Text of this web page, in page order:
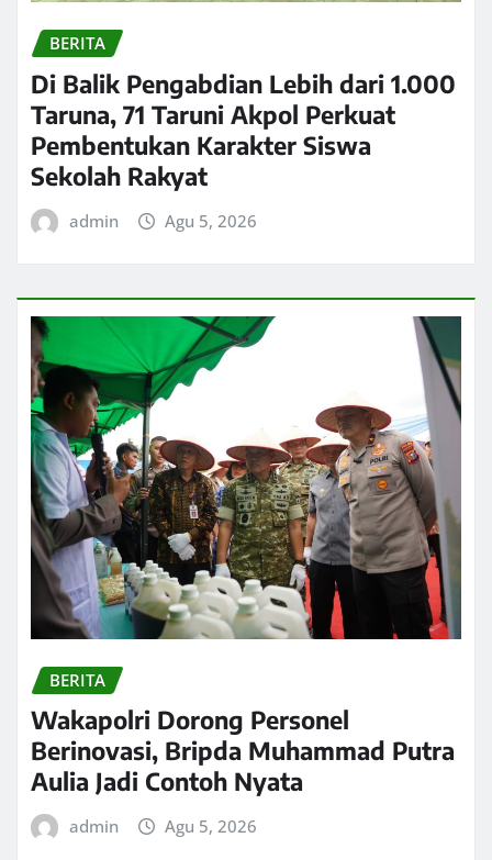
BERITA
Di Balik Pengabdian Lebih dari 1.000
Taruna, 71 Taruni Akpol Perkuat
Pembentukan Karakter Siswa
Sekolah Rakyat
admin Agu 5, 2026
BERITA
Wakapolri Dorong Personel
Berinovasi, Bripda Muhammad Putra
Aulia Jadi Contoh Nyata
admin Agu 5, 2026